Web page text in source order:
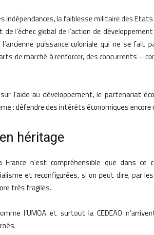
indépendances, la faiblesse militaire des
l’échec global de l’action de développement
puissance coloniale qui ne se fait
de marché à renforcer, des concurrents –
l’aide au développement, le partenariat
: défendre des intérêts économiques
héritage
France n’est compréhensible que dans
et reconfigurées, si on peut dire, par
très fragiles.
l’UMOA et surtout la CEDEAO